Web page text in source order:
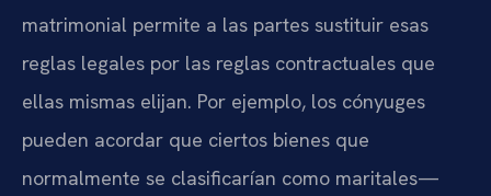
matrimonial permite a las partes sustituir esas
reglas legales por las reglas contractuales que
ellas mismas elijan. Por ejemplo, los cónyuges
pueden acordar que ciertos bienes que
normalmente se clasificarían como maritales—